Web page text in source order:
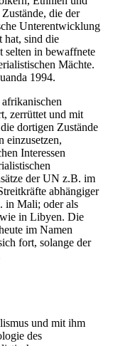
die der
Unterentwicklung
hat, sind die
selten in bewaffnete
Mächte.
1994.
zerrüttet und mit
dortigen Zustände
einzusetzen,
Interessen
der UN z.B. im
abhängiger
in Mali; oder als
in Libyen. Die
im Namen
fort, solange der
und mit ihm
des